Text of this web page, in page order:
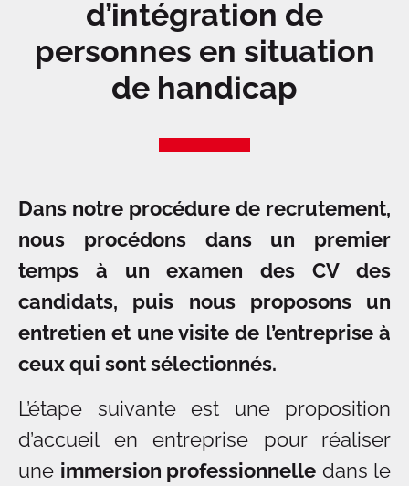
d’intégration de
personnes en situation
de handicap
Dans notre procédure de recrutement,
nous procédons dans un premier
temps à un examen des CV des
candidats, puis nous proposons un
entretien et une visite de l’entreprise à
ceux qui sont sélectionnés.
L’étape suivante est une proposition
d’accueil en entreprise pour réaliser
une immersion professionnelle dans le